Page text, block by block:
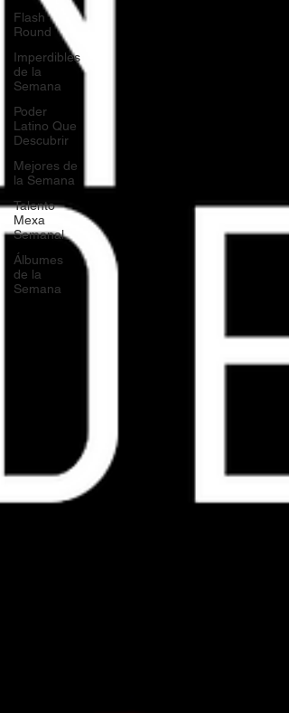
Flash
Round
Imperdibles
de la
Semana
Poder
Latino Que
Descubrir
Mejores de
la Semana
Talento
Mexa
Semanal
Álbumes
de la
Semana